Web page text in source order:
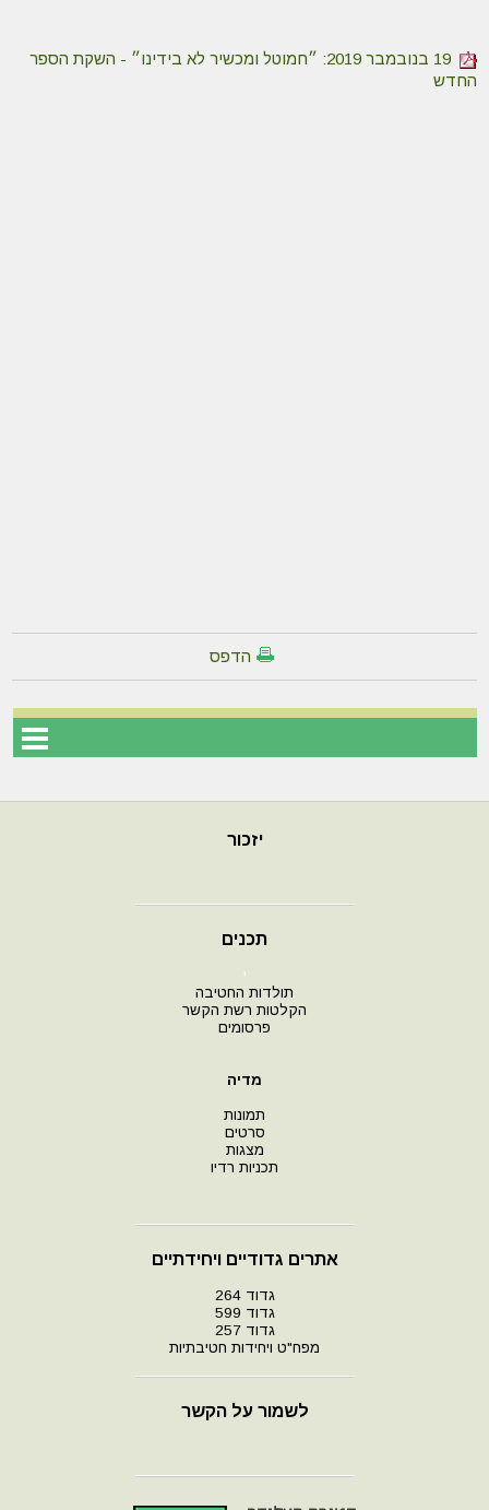
19 בנובמבר 2019: ״חמוטל ומכשיר לא בידינו״ - השקת הספר
החדש
הדפס
יזכור
תכנים
י
תולדות החטיבה
הקלטות רשת הקשר
פרסומים
מדיה
תמונות
סרטים
מצגות
תכניות רדיו
אתרים גדודיים ויחידתיים
גדוד 264
גדוד 599
גדוד 257
מפח"ט ויחידות חטיבתיות
לשמור על הקשר